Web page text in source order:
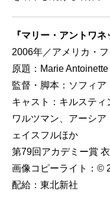
『マリー・アントワネ
2006年／アメリカ・
原題：Marie Antoinette
監督・脚本：ソフィア
キャスト：キルスティ
ワルツマン、アーシ
ェイスフルほか
第79回アカデミー賞
画像コピーライト：©
配給：東北新社